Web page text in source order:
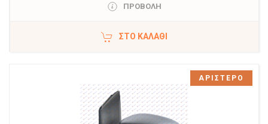
ΠΡΟΒΟΛΗ
ΣΤΟ ΚΑΛΆΘΙ
ΑΡΙΣΤΕΡΟ